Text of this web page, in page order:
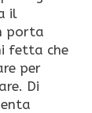
il
porta
fetta che
per
Di